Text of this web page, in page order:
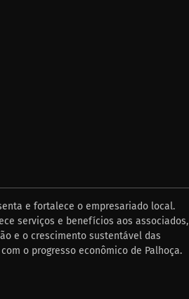
e fortalece o empresariado local.
serviços e benefícios aos associados,
e o crescimento sustentável das
o progresso econômico de Palhoça.